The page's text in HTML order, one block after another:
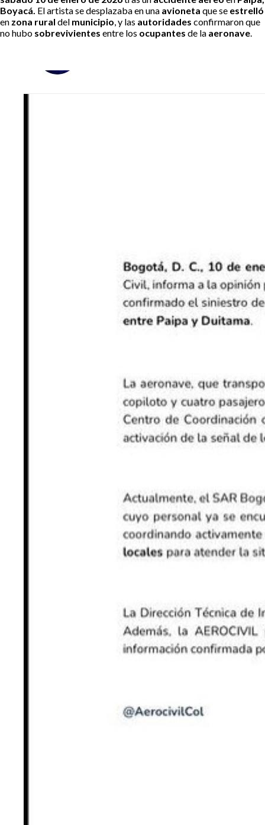
Boyacá. El artista se desplazaba en una avioneta que se estrelló
en zona rural del municipio, y las autoridades confirmaron que
no hubo sobrevivientes entre los ocupantes de la aeronave.